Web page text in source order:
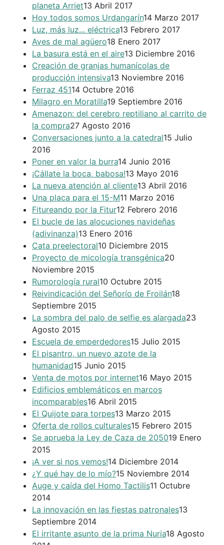
planeta Arriet13 Abril 2017
Hoy todos somos Urdangarín14 Marzo 2017
Luz, más luz... eléctrica13 Febrero 2017
Aves de mal agüero18 Enero 2017
La basura está en el aire13 Diciembre 2016
Creación de granjas humanícolas de
producción intensiva13 Noviembre 2016
Ferraz 45114 Octubre 2016
Milagro en Moratilla19 Septiembre 2016
Amenazon: del cerebro reptiliano al carrito de
la compra27 Agosto 2016
Conversaciones junto a la catedral15 Julio
2016
Poner en valor la burra14 Junio 2016
¡Cállate la boca, babosa!13 Mayo 2016
La nueva atención al cliente13 Abril 2016
Una placa para el 15-M11 Marzo 2016
Fitureando por la Fitur12 Febrero 2016
El bucle de las alocuciones navideñas
(adivinanza)13 Enero 2016
Cata preelectoral10 Diciembre 2015
Proyecto de micología transgénica20
Noviembre 2015
Rumorología rural10 Octubre 2015
Reivindicación del Señorío de Froilán18
Septiembre 2015
La sombra del palo de selfie es alargada23
Agosto 2015
Escuela de emperdedores15 Julio 2015
El pisantro, un nuevo azote de la
humanidad15 Junio 2015
Venta de motos por internet16 Mayo 2015
Edificios emblemáticos en marcos
incomparables16 Abril 2015
El Quijote para torpes13 Marzo 2015
Oferta de rollos culturales15 Febrero 2015
Se aprueba la Ley de Caza de 205019 Enero
2015
¡A ver si nos vemos!14 Diciembre 2014
¿Y qué hay de lo mío?15 Noviembre 2014
Auge y caída del Homo Tactilis11 Octubre
2014
La innovación en las fiestas patronales13
Septiembre 2014
El irritante asunto de la prima Nuria18 Agosto